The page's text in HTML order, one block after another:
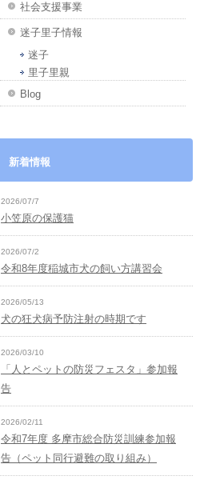
社会支援事業
迷子里子情報
迷子
里子里親
Blog
新着情報
2026/07/7
小笠原の保護猫
2026/07/2
令和8年度稲城市犬の飼い方講習会
2026/05/13
犬の狂犬病予防注射の時期です
2026/03/10
「人とペットの防災フェスタ」参加報
告
2026/02/11
令和7年度 多摩市総合防災訓練参加報
告（ペット同行避難の取り組み）